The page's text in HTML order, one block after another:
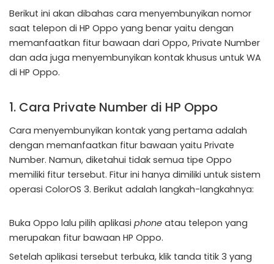
Berikut ini akan dibahas cara menyembunyikan nomor
saat telepon di HP Oppo yang benar yaitu dengan
memanfaatkan fitur bawaan dari Oppo, Private Number
dan ada juga menyembunyikan kontak khusus untuk WA
di HP Oppo.
1. Cara Private Number di HP Oppo
Cara menyembunyikan kontak yang pertama adalah
dengan memanfaatkan fitur bawaan yaitu Private
Number. Namun, diketahui tidak semua tipe Oppo
memiliki fitur tersebut. Fitur ini hanya dimiliki untuk sistem
operasi ColorOS 3. Berikut adalah langkah-langkahnya:
Buka Oppo lalu pilih aplikasi phone atau telepon yang
merupakan fitur bawaan HP Oppo.
Setelah aplikasi tersebut terbuka, klik tanda titik 3 yang